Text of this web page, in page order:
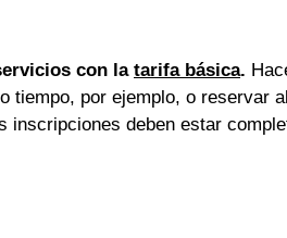
con la tarifa básica.
tiempo, por ejemplo, o reservar
inscripciones deben estar